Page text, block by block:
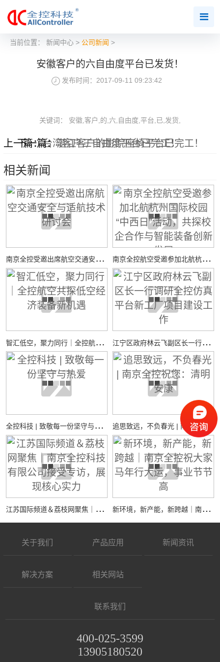
当前位置： 新闻中心> 公司新闻 >
安徽客户的六自由度平台已发货！
发布时间：2017-09-11 09:23:42
关键词： 安徽,客户,的,六,自由度,平台,已,发货,
上一篇：台湾客户三自由度平台已完工！
下一篇：湛江客户的影院座椅平台已完工！
相关新闻
南
京全控受邀出席航空交通安全与适航技术研讨会 南
京全控航空受邀参加北航杭州国际校园“中西日”活动，共探校企合作与智能装备创新发展
智
汇低空，聚力同行｜全控航空共探低空经济装备新机遇 江
宁区政府林云飞副区长一行调研全控仿真平台新工厂项目建设工作
全
控科技 | 致敬每一份坚守与热爱 追
思致远，不负春光 | 南京全控祝您：清明安康
江
苏国际频道＆荔枝网聚焦｜南京全控科技有限公司接受专访，展现核心实力 新
环境，新产能，新跨越｜南京全控祝大家马年行大运，事业节节高
关于我们 产品应用 新闻资讯
解决方案 相关网站
联系我们
400-025-3599
13905180520